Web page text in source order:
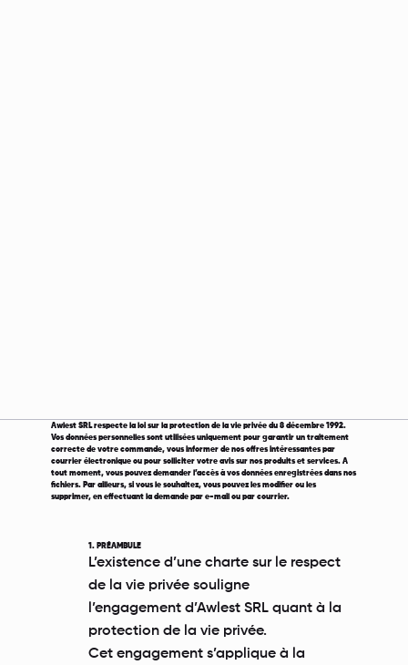
Awlest SRL respecte la loi sur la protection de la vie privée du 8 décembre 1992.
Vos données personnelles sont utilisées uniquement pour garantir un traitement
correcte de votre commande, vous informer de nos offres intéressantes par
courrier électronique ou pour solliciter votre avis sur nos produits et services. A
tout moment, vous pouvez demander l’accès à vos données enregistrées dans nos
fichiers. Par ailleurs, si vous le souhaitez, vous pouvez les modifier ou les
supprimer, en effectuant la demande par e-mail ou par courrier.
1. PRÉAMBULE
L’existence d’une charte sur le respect
de la vie privée souligne
l’engagement d’Awlest SRL quant à la
protection de la vie privée.
Cet engagement s’applique à la